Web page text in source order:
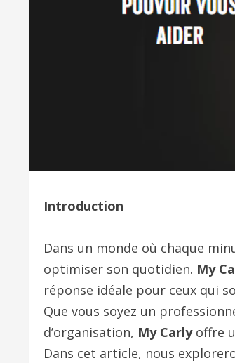
Introduction
Dans un monde où chaque
optimiser son quotidien. My
réponse idéale pour ceux qui
Que vous soyez un
d’organisation, My Carlyoffre
Dans cet article, nous